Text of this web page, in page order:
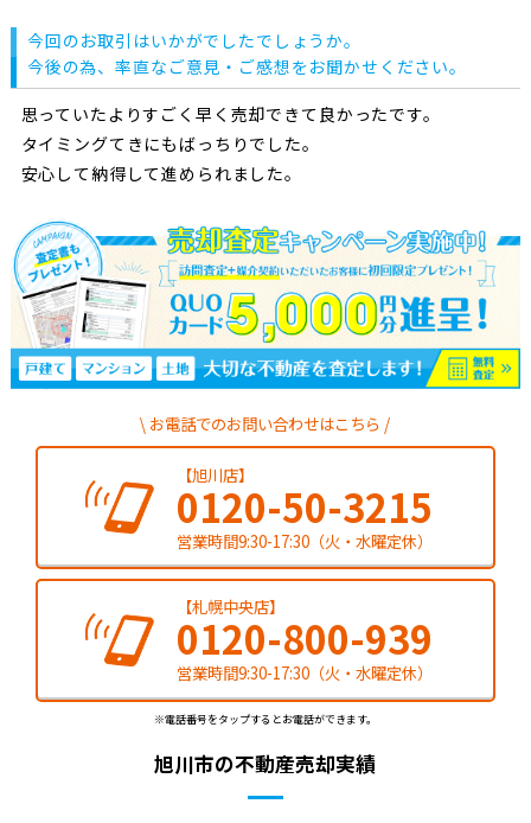
今回のお取引はいかがでしたでしょうか。
今後の為、率直なご意見・ご感想をお聞かせください。
思っていたよりすごく早く売却できて良かったです。
タイミングてきにもばっちりでした。
安心して納得して進められました。
お電話でのお問い合わせはこちら
【旭川店】
0120-50-3215
営業時間9:30-17:30（火・水曜定休）
【札幌中央店】
0120-800-939
営業時間9:30-17:30（火・水曜定休）
※電話番号をタップするとお電話ができます。
旭川市の不動産売却実績